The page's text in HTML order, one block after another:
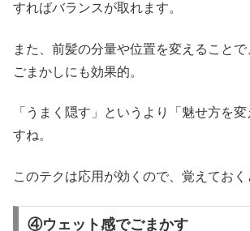
すればバランスが取れます。
また、前髪の分量や位置を変えること
ごまかしにも効果的。
「うまく隠す」というより「魅せ方を
すね。
このテクは応用が効くので、覚えておく
④ウェット感でごまかす